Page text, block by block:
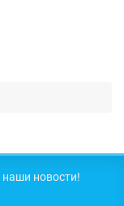
наши новости!